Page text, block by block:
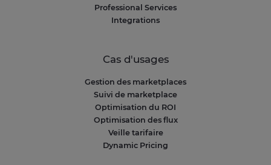
Professional Services
Integrations
Cas d'usages
Gestion des marketplaces
Suivi de marketplace
Optimisation du ROI
Optimisation des flux
Veille tarifaire
Dynamic Pricing